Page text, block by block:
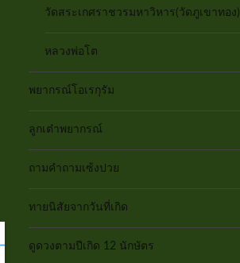
วัดสระเกศราชวรมหาวิหาร(วัดภูเขาทอง)
หลวงพ่อโต
พยากรณ์โอเรกุรัม
ลูกเต๋าพยากรณ์
ถามคำถามเซ้งปวย
ทายนิสัยจากวันที่เกิด
ดูดวงตามปีเกิด 12 นักษัตร